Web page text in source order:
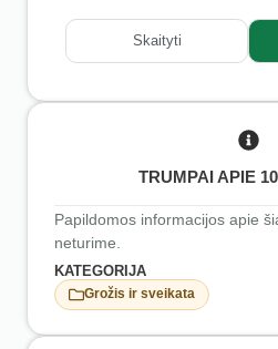
Skaityti
TRUMPAI APIE
Papildomos informacijos apie
neturime.
KATEGORIJA
Grožis ir sveikata